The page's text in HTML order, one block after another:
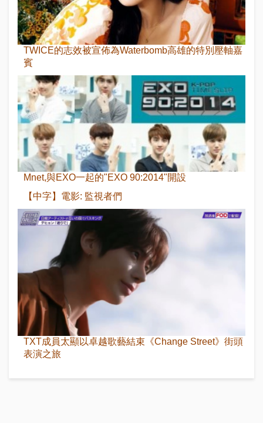
TWICE的志效被宣佈為Waterbomb高雄的特別壓軸嘉
賓
Mnet,與EXO一起的"EXO 90:2014"開設
【中字】電影: 監視者們
TXT成員太顯以卓越歌藝結束《Change Street》街頭
表演之旅